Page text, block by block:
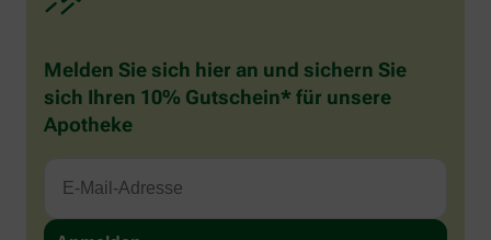
Melden Sie sich hier an und sichern Sie
sich Ihren 10% Gutschein* für unsere
Apotheke